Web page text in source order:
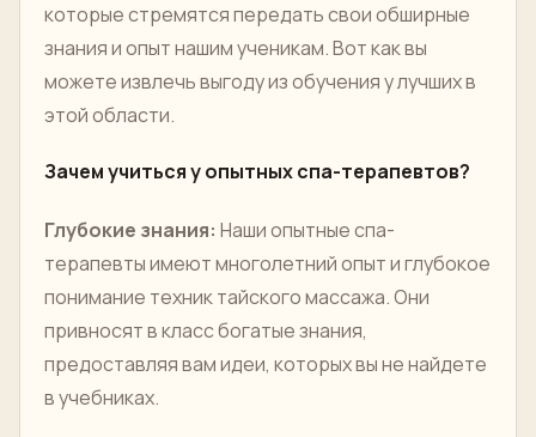
которые стремятся передать свои обширные
знания и опыт нашим ученикам. Вот как вы
можете извлечь выгоду из обучения у лучших в
этой области.
Зачем учиться у опытных спа-терапевтов?
Глубокие знания: Наши опытные спа-
терапевты имеют многолетний опыт и глубокое
понимание техник тайского массажа. Они
привносят в класс богатые знания,
предоставляя вам идеи, которых вы не найдете
в учебниках.